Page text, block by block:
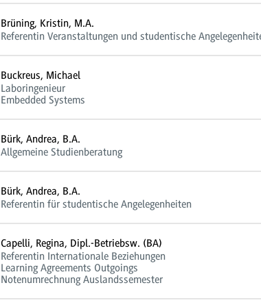
Brüning, Kristin, M.A.
Referentin Veranstaltungen und studentische
Buckreus, Michael
Laboringenieur
Embedded Systems
Bürk, Andrea, B.A.
Allgemeine Studienberatung
Bürk, Andrea, B.A.
Referentin für studentische Angelegenheiten
Capelli, Regina, Dipl.-Betriebsw. (BA)
Referentin Internationale Beziehungen
Learning Agreements Outgoings
Notenumrechnung Auslandssemester